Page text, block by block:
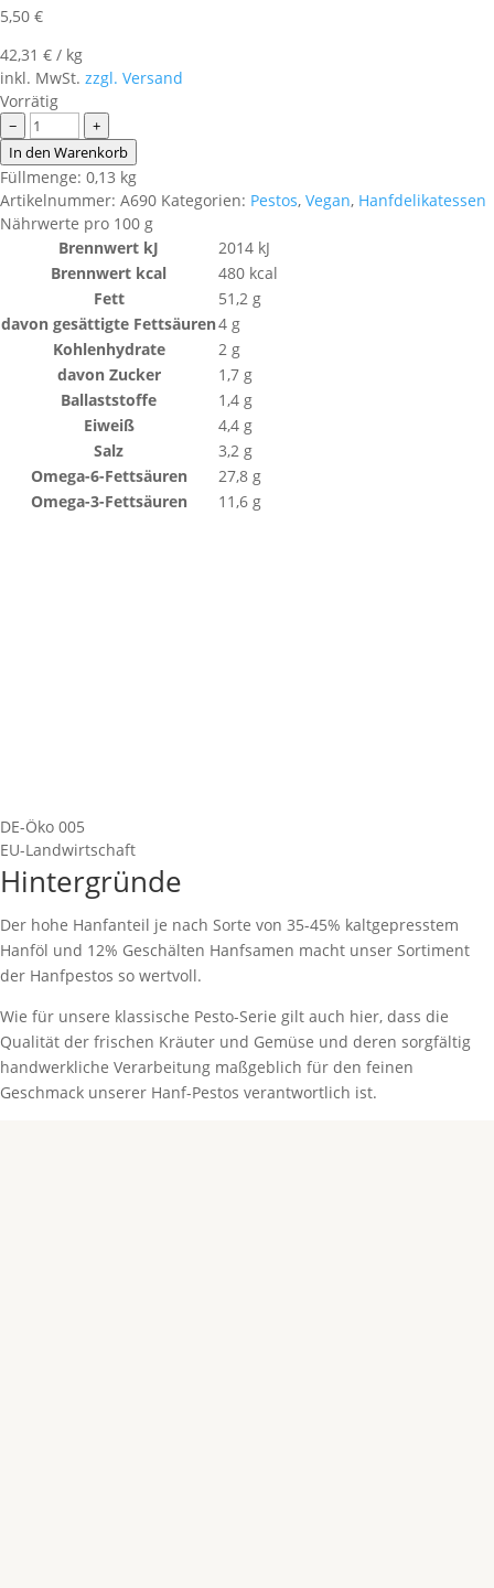
5,50 €
42,31 € / kg
inkl. MwSt. zzgl. Versand
Vorrätig
Hanfpesto
Bärlauch
BIO
Menge
−
+
In den Warenkorb
Füllmenge: 0,13 kg
Artikelnummer: A690 Kategorien: Pestos, Vegan, Hanfdelikatessen
Nährwerte pro 100 g
Brennwert kJ
2014 kJ
Brennwert kcal
480 kcal
Fett
51,2 g
davon gesättigte Fettsäuren4 g
Kohlenhydrate
2 g
davon Zucker 1,7 g
Ballaststoffe
1,4 g
Eiweiß
4,4 g
Salz
3,2 g
Omega-6-Fettsäuren
27,8 g
Omega-3-Fettsäuren
11,6 g
DE-Öko 005
EU-Landwirtschaft
Hintergründe
Der hohe Hanfanteil je nach Sorte von 35-45% kaltgepresstem
Hanföl und 12% Geschälten Hanfsamen macht unser Sortiment
der Hanfpestos so wertvoll.
Wie für unsere klassische Pesto-Serie gilt auch hier, dass die
Qualität der frischen Kräuter und Gemüse und deren sorgfältig
handwerkliche Verarbeitung maßgeblich für den feinen
Geschmack unserer Hanf-Pestos verantwortlich ist.